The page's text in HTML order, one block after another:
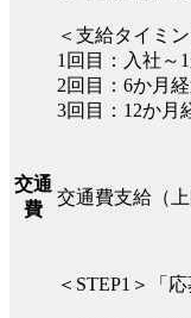
＜支給タイミン
1回目：入社～
2回目：6か月
3回目：12か月
交通
費
交通費支給（上
＜STEP1＞「